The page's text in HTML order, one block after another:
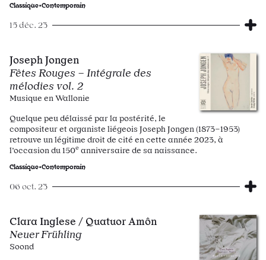
Classique•Contemporain
15 déc. 23
Joseph Jongen
Fêtes Rouges – Intégrale des
mélodies vol. 2
Musique en Wallonie
Quelque peu délaissé par la postérité, le
compositeur et organiste liégeois Joseph Jongen (1873–1953)
retrouve un légitime droit de cité en cette année 2023, à
l’occasion du 150e anniversaire de sa naissance.
Classique•Contemporain
06 oct. 23
Clara Inglese / Quatuor Amôn
Neuer Frühling
Soond